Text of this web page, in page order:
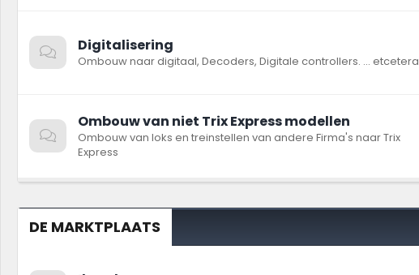
Digitalisering
Ombouw naar digitaal, Decoders, Digitale controllers. ... etcetera
Ombouw van niet Trix Express modellen
Ombouw van loks en treinstellen van andere Firma's naar Trix
Express
DE MARKTPLAATS